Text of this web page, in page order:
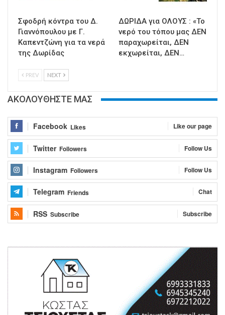
Σφοδρή κόντρα του Δ.
Γιαννόπουλου με Γ.
Καπεντζώνη για τα νερά
της Δωρίδας
ΔΩΡΙΔΑ για ΟΛΟΥΣ : «Το
νερό του τόπου μας ΔΕΝ
παραχωρείται, ΔΕΝ
εκχωρείται, ΔΕΝ…
PREV NEXT
ΑΚΟΛΟΥΘΗΣΤΕ ΜΑΣ
Facebook Likes Like our page
Twitter Followers Follow Us
Instagram Followers Follow Us
Telegram Friends Chat
RSS Subscribe Subscribe